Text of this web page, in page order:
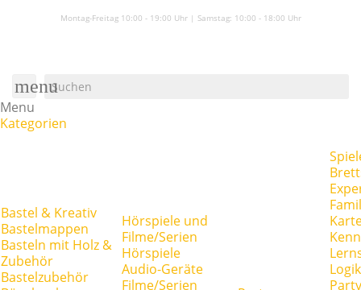
Montag-Freitag 10:00 - 19:00 Uhr | Samstag: 10:00 - 18:00 Uhr
menu
Menu
Kategorien
Bastel & Kreativ
Bastelmappen
Basteln mit Holz &
Zubehör
Bastelzubehör
Hörspiele und
Filme/Serien
Hörspiele
Audio-Geräte
Filme/Serien